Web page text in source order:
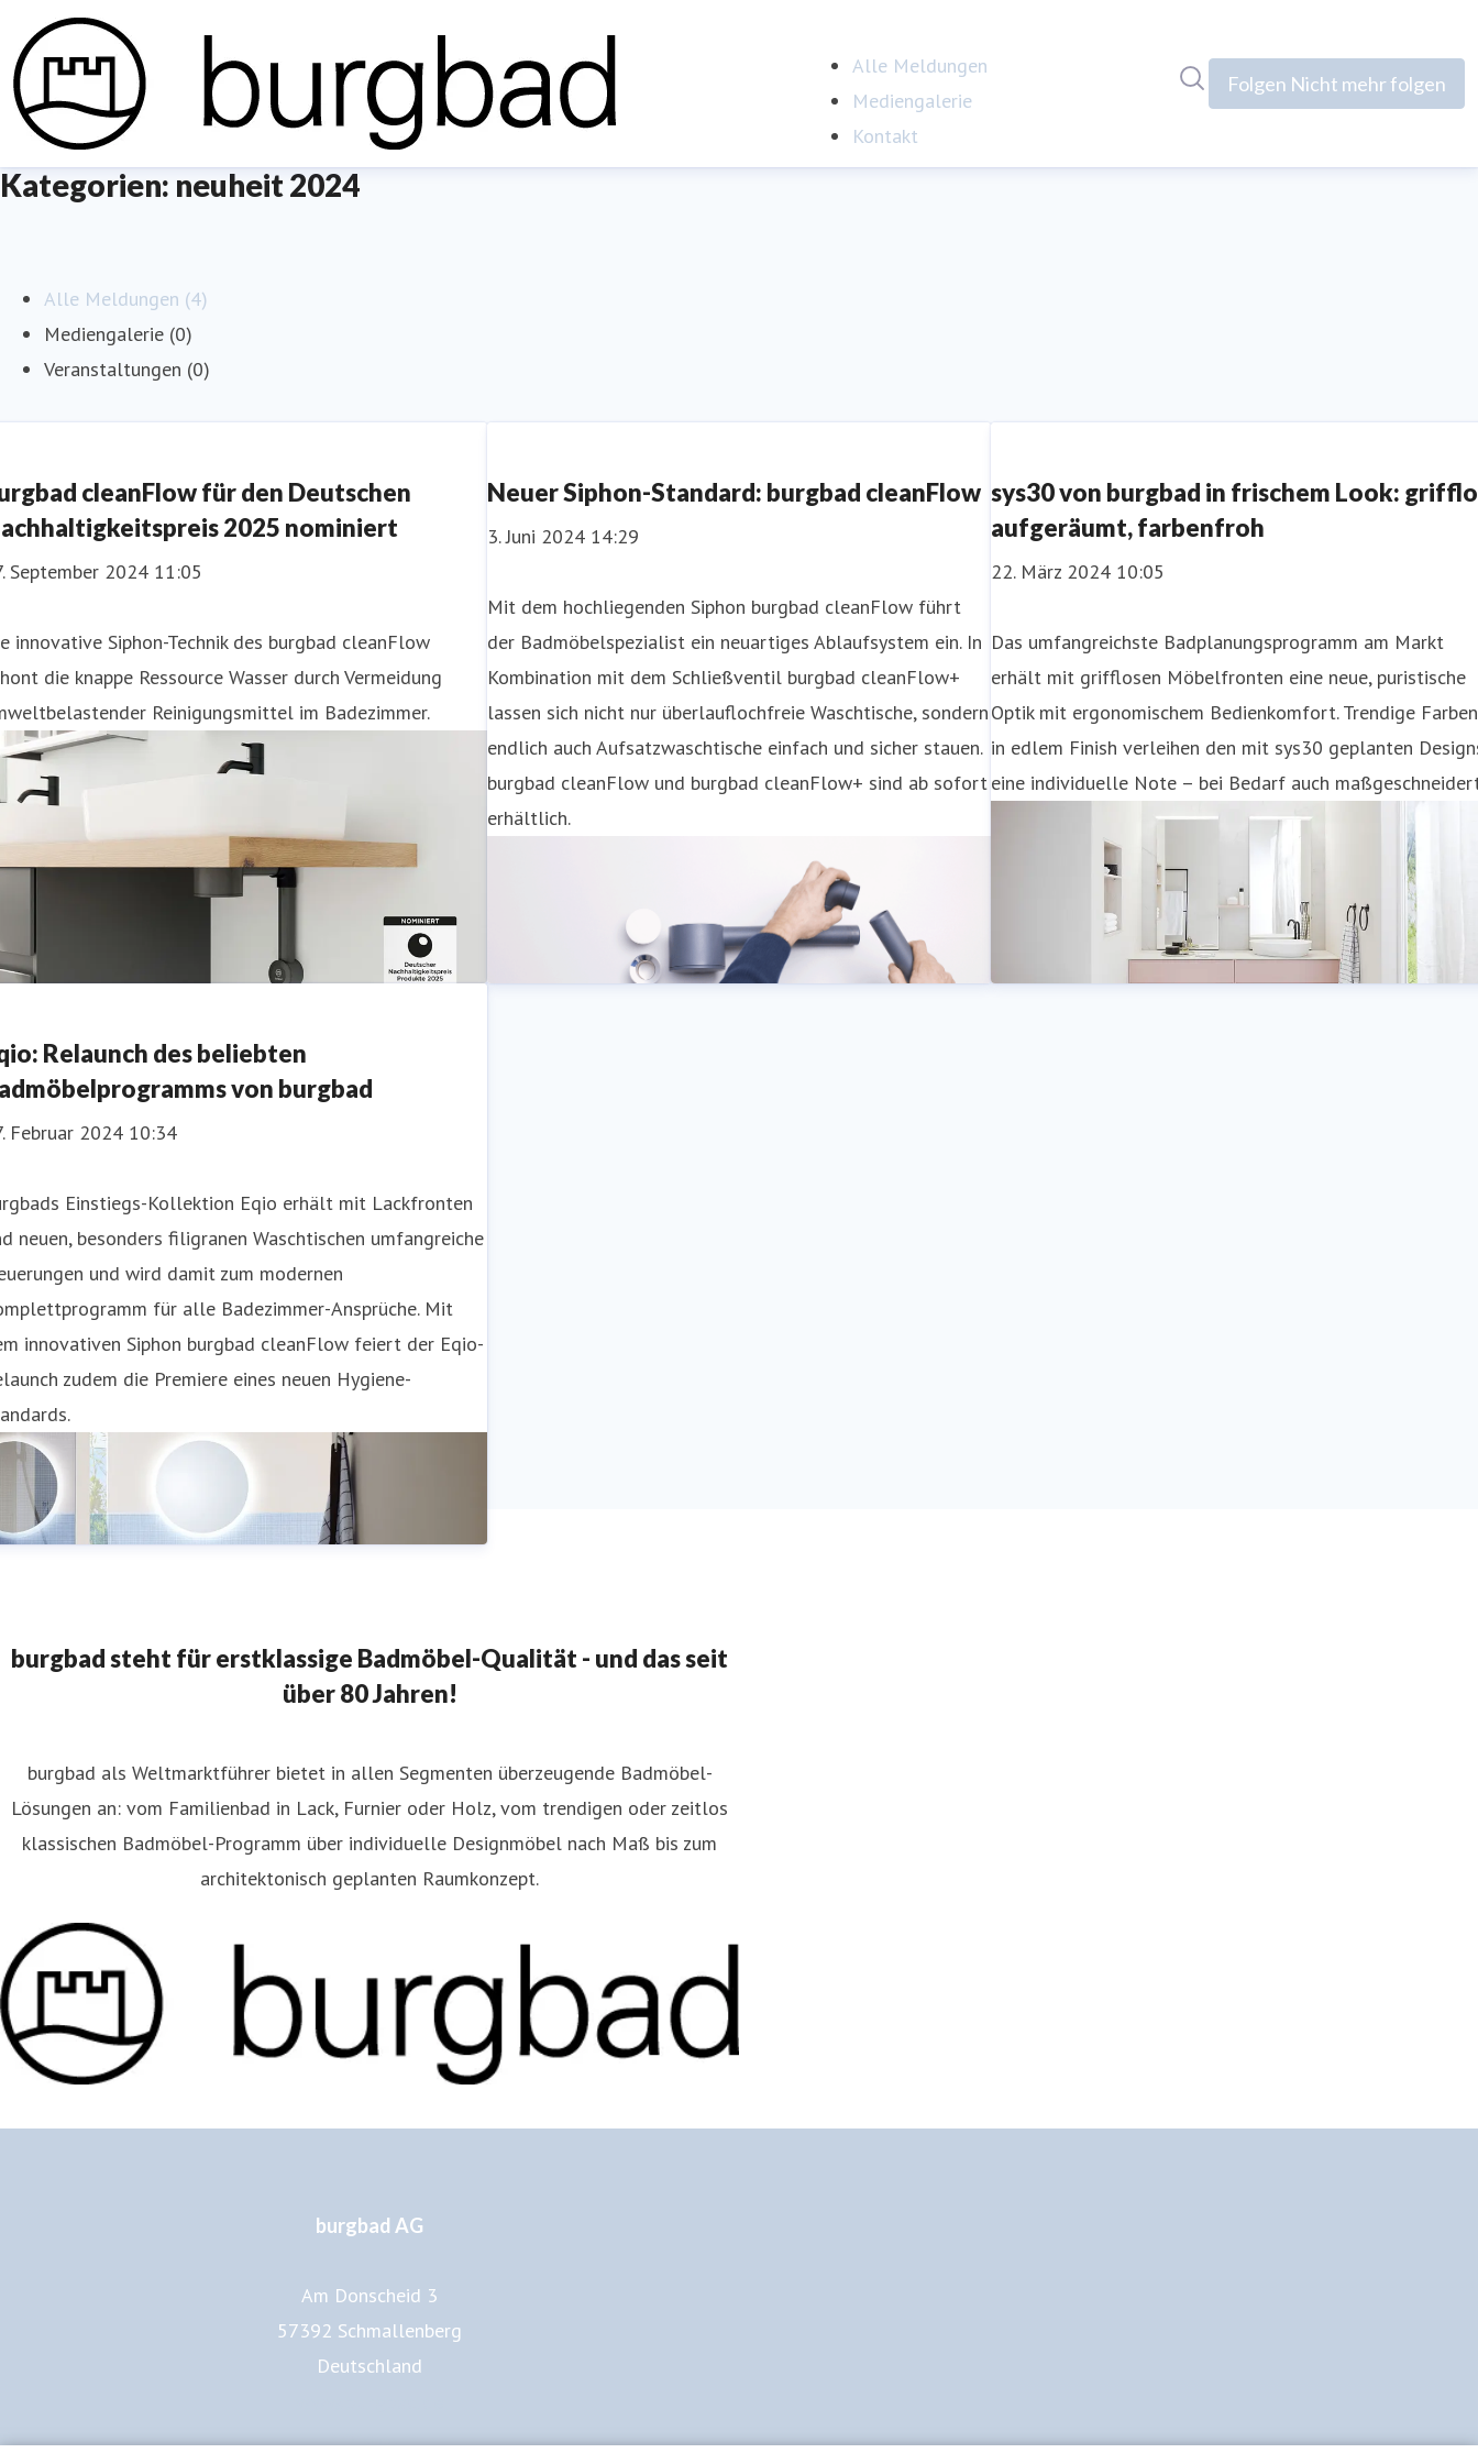
Alle Meldungen
Mediengalerie
Kontakt
Folgen Nicht mehr folgen
Kategorien: neuheit 2024
Alle Meldungen (4)
Mediengalerie (0)
Veranstaltungen (0)
cleanFlow für den Deutschen
2025 nominiert
September 2024 11:05
innovative Siphon-Technik des burgbad cleanFlow
die knappe Ressource Wasser durch Vermeidung
Reinigungsmittel im Badezimmer.
Neuer Siphon-Standard: burgbad cleanFlow
3. Juni 2024 14:29
Mit dem hochliegenden Siphon burgbad cleanFlow führt
der Badmöbelspezialist ein neuartiges Ablaufsystem ein. In
Kombination mit dem Schließventil burgbad cleanFlow+
lassen sich nicht nur überlauflochfreie Waschtische, sondern
endlich auch Aufsatzwaschtische einfach und sicher stauen.
burgbad cleanFlow und burgbad cleanFlow+ sind ab sofort
erhältlich.
sys30 von burgbad in frischem Look:
aufgeräumt, farbenfroh
22. März 2024 10:05
Das umfangreichste Badplanungsprogramm am Markt
erhält mit grifflosen Möbelfronten eine neue, puristische
Optik mit ergonomischem Bedienkomfort. Trendige Farben
in edlem Finish verleihen den mit sys30 geplanten
eine individuelle Note – bei Bedarf auch
Relaunch des beliebten
von burgbad
Februar 2024 10:34
Einstiegs-Kollektion Eqio erhält mit Lackfronten
neuen, besonders filigranen Waschtischen umfangreiche
und wird damit zum modernen
für alle Badezimmer-Ansprüche. Mit
innovativen Siphon burgbad cleanFlow feiert der Eqio-
zudem die Premiere eines neuen Hygiene-
burgbad steht für erstklassige Badmöbel-Qualität - und das seit
über 80 Jahren!
burgbad als Weltmarktführer bietet in allen Segmenten überzeugende Badmöbel-
Lösungen an: vom Familienbad in Lack, Furnier oder Holz, vom trendigen oder zeitlos
klassischen Badmöbel-Programm über individuelle Designmöbel nach Maß bis zum
architektonisch geplanten Raumkonzept.
burgbad AG
Am Donscheid 3
57392 Schmallenberg
Deutschland